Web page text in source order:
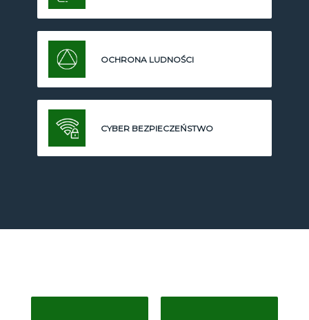
OCHRONA LUDNOŚCI
CYBER BEZPIECZEŃSTWO